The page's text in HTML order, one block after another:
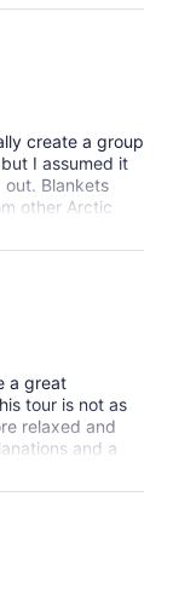
create a group
I assumed it
Blankets
other Arctic
did not see but
same name.
a great
tour is not as
relaxed and
and a